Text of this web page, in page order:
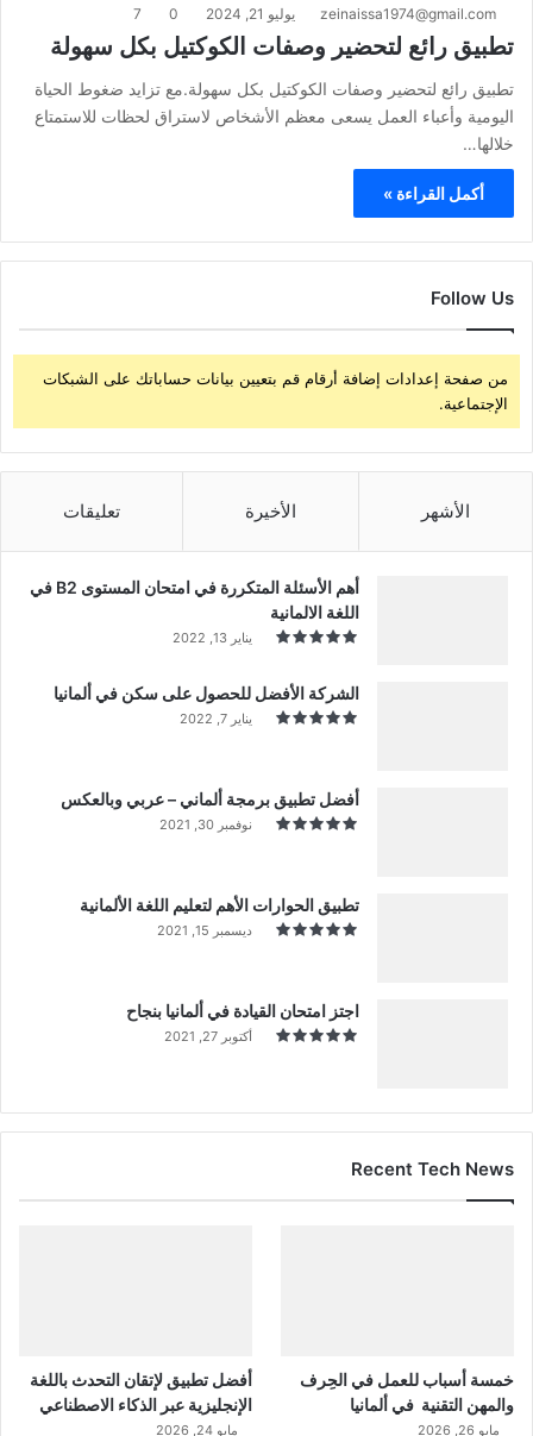
zeinaissa1974@gmail.com يوليو 21, 2024 0
7
تطبيق رائع لتحضير وصفات الكوكتيل بكل سهولة
تطبيق رائع لتحضير وصفات الكوكتيل بكل سهولة.مع تزايد ضغوط الحياة
اليومية وأعباء العمل يسعى معظم الأشخاص لاستراق لحظات للاستمتاع
خلالها…
أكمل القراءة »
Follow Us
من صفحة إعدادات إضافة أرقام قم بتعيين بيانات حساباتك على الشبكات
الإجتماعية.
الأشهر الأخيرة تعليقات
أهم الأسئلة المتكررة في امتحان المستوى B2 في
اللغة الالمانية
يناير 13, 2022
الشركة الأفضل للحصول على سكن في ألمانيا
يناير 7, 2022
أفضل تطبيق برمجة ألماني – عربي وبالعكس
نوفمبر 30, 2021
تطبيق الحوارات الأهم لتعليم اللغة الألمانية
ديسمبر 15, 2021
اجتز امتحان القيادة في ألمانيا بنجاح
أكتوبر 27, 2021
Recent Tech News
خمسة أسباب للعمل في الحِرف
والمهن التقنية في ألمانيا
مايو 26, 2026
أفضل تطبيق لإتقان التحدث باللغة
الإنجليزية عبر الذكاء الاصطناعي
مايو 24, 2026